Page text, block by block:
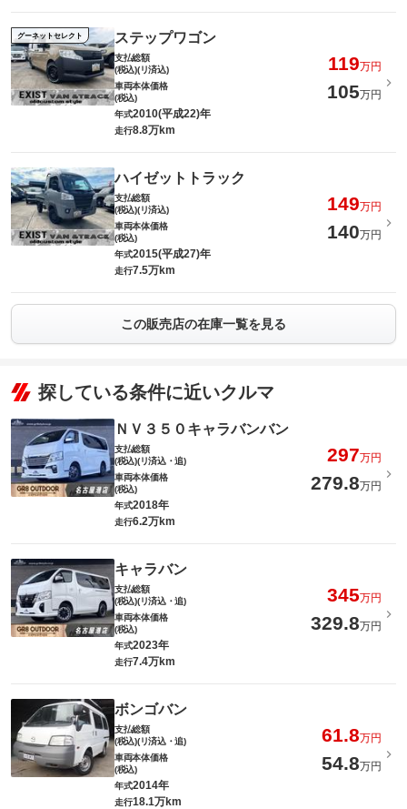
グーネットセレクト ステップワゴン
支払総額
(税込)(リ済込)
119万円
車両本体価格
(税込)
105万円
年式2010(平成22)年
走行8.8万km
ハイゼットトラック
支払総額
(税込)(リ済込)
149万円
車両本体価格
(税込)
140万円
年式2015(平成27)年
走行7.5万km
この販売店の在庫一覧を見る
探している条件に近いクルマ
ＮＶ３５０キャラバンバン
支払総額
(税込)(リ済込・追)
297万円
車両本体価格
(税込)
279.8万円
年式2018年
走行6.2万km
キャラバン
支払総額
(税込)(リ済込・追)
345万円
車両本体価格
(税込)
329.8万円
年式2023年
走行7.4万km
ボンゴバン
支払総額
(税込)(リ済込・追)
61.8万円
車両本体価格
(税込)
54.8万円
年式2014年
走行18.1万km